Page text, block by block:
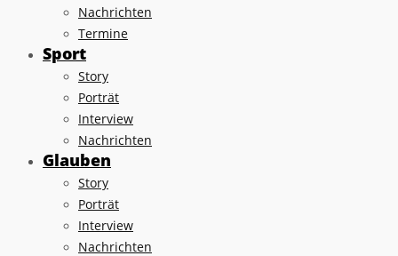
Nachrichten
Termine
Sport
Story
Porträt
Interview
Nachrichten
Glauben
Story
Porträt
Interview
Nachrichten